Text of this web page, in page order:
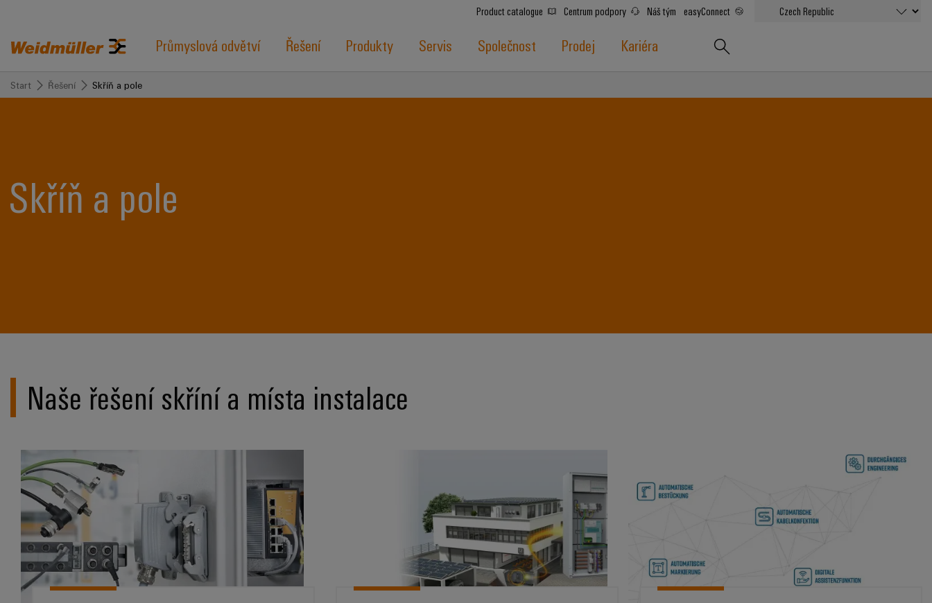
Product catalogue Centrum podpory Náš tým easyConnect
Průmyslová odvětví Řešení Produkty Servis Společnost Prodej Kariéra
Start Řešení Skříň a pole
Skříň a pole
Naše řešení skříní a místa instalace
Výroba chytrých rozvaděčů